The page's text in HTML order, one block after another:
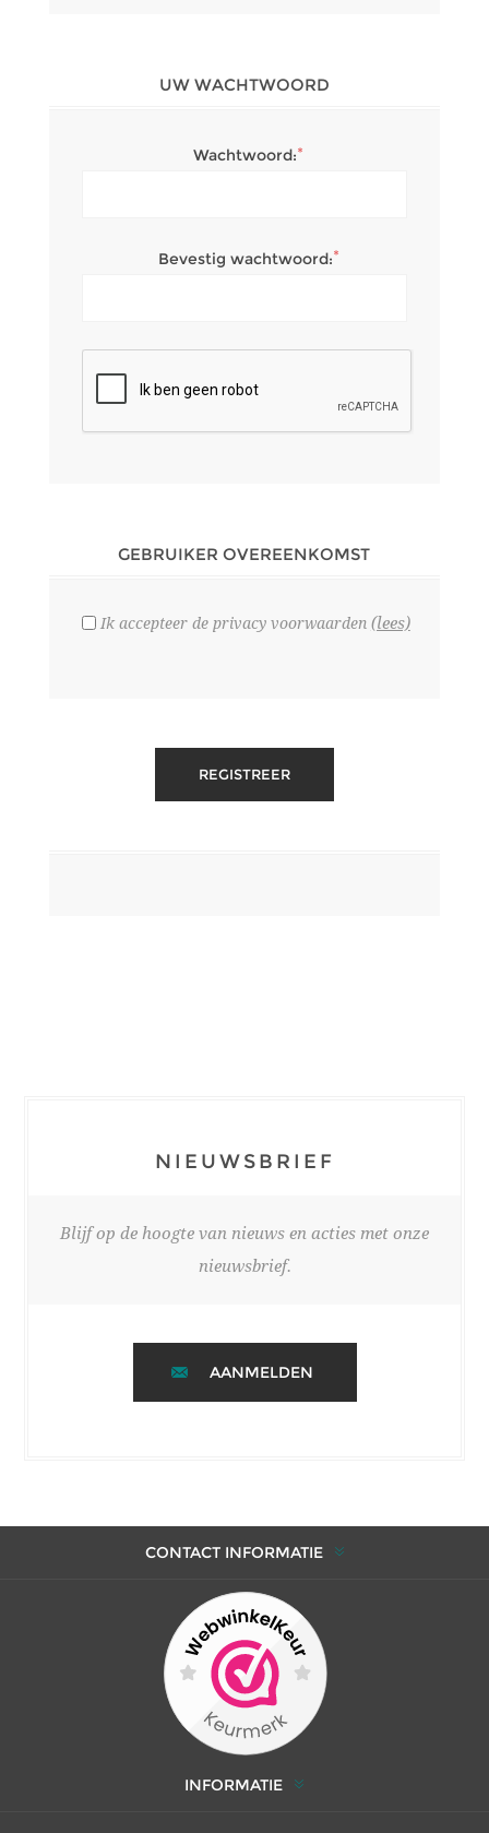
UW WACHTWOORD
Wachtwoord:*
Bevestig wachtwoord:*
GEBRUIKER OVEREENKOMST
Ik accepteer de privacy voorwaarden (lees)
NIEUWSBRIEF
Blijf op de hoogte van nieuws en acties met onze
nieuwsbrief.
AANMELDEN
CONTACT INFORMATIE
INFORMATIE